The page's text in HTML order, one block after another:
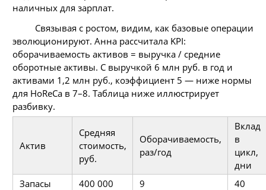
наличных для зарплат.
Связывая с ростом, видим, как базовые операции
эволюционируют. Анна рассчитала KPI:
оборачиваемость активов = выручка / средние
оборотные активы. С выручкой 6 млн руб. в год и
активами 1,2 млн руб., коэффициент 5 — ниже нормы
для HoReCa в 7–8. Таблица ниже иллюстрирует
разбивку.
Актив
Средняя
стоимость,
руб.
Оборачиваемость,
раз/год
Вклад
в
цикл,
дни
Запасы
400 000 9
40